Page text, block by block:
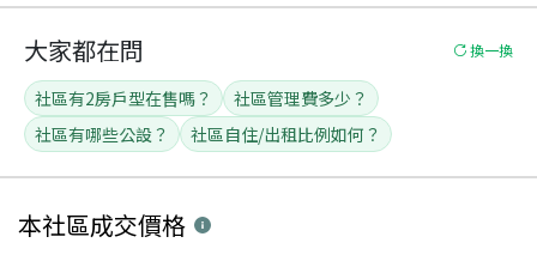
大家都在問 換一換
社區有2房戶型在售嗎？
社區管理費多少？
社區有哪些公設？
社區自住/出租比例如何？
本社區成交價格